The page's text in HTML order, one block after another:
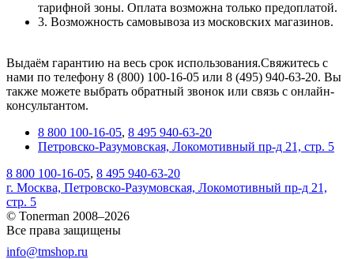
тарифной зоны. Оплата возможна только предоплатой.
3. Возможность самовывоза из московских магазинов.
Выдаём гарантию на весь срок использования.Свяжитесь с
нами по телефону 8 (800) 100-16-05 или 8 (495) 940-63-20. Вы
также можете выбрать обратный звонок или связь с онлайн-
консультантом.
8 800 100-16-05, 8 495 940-63-20
Петровско-Разумовская, Локомотивный пр-д 21, стр. 5
8 800 100-16-05, 8 495 940-63-20
г. Москва, Петровско-Разумовская, Локомотивный пр-д 21,
стр. 5
© Tonerman 2008–2026
Все права защищены
info@tmshop.ru